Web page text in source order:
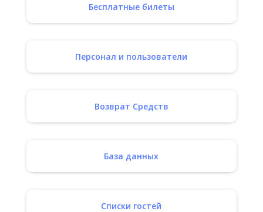
Бесплатные билеты
Персонал и пользователи
Возврат Средств
База данных
Списки гостей